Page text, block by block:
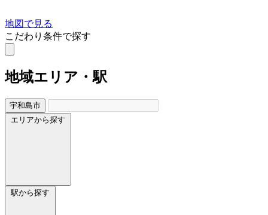
地図で見る
こだわり条件で探す
地域エリア・駅
宇和島市
エリアから探す
駅から探す